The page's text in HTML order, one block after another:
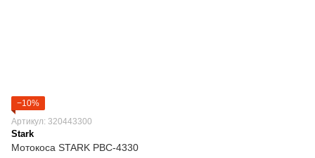
−10%
Артикул: 320443300
Stark
Мотокоса STARK PBC-4330